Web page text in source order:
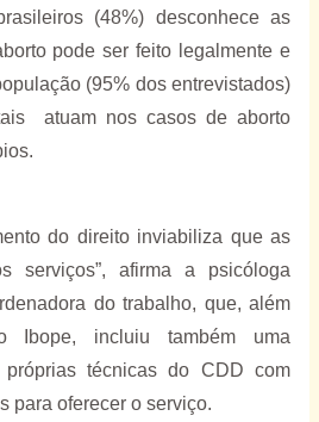
(48%) desconhece as
pode ser feito legalmente e
(95% dos entrevistados)
atuam nos casos de aborto
do direito inviabiliza que as
serviços”, afirma a psicóloga
do trabalho, que, além
Ibope, incluiu também uma
técnicas do CDD com
para oferecer o serviço.